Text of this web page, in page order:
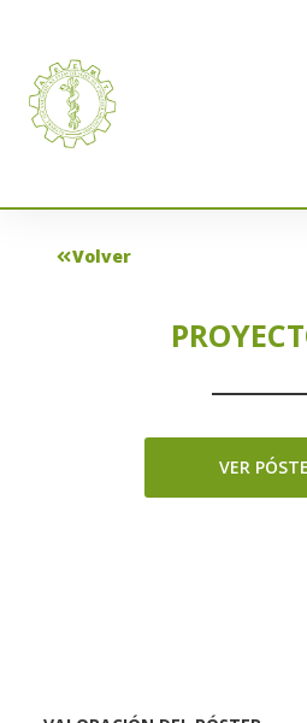
Volver
VER